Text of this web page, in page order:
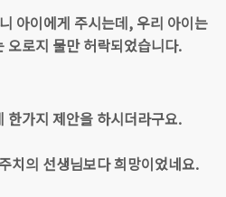
아이에게 주시는데, 우리 아이는
오로지 물만 허락되었습니다.
한가지 제안을 하시더라구요.
치의 선생님보다 희망이었네요.